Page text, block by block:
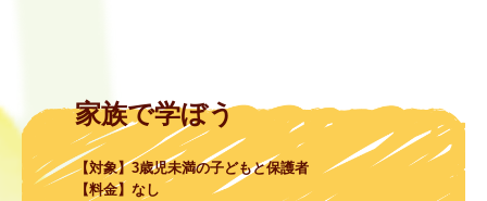
家族で学ぼう
【対象】3歳児未満の子どもと保護者
【料金】なし